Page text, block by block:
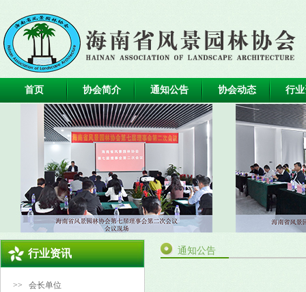
首页 协会简介 通知公告 协会动态 行
行业资讯
>> 会长单位
通知公告